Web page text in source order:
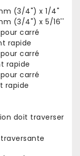
(3/4") x 1/4"
(3/4") x 5/16''
carré
rapide
carré
rapide
carré
rapide
doit traverser